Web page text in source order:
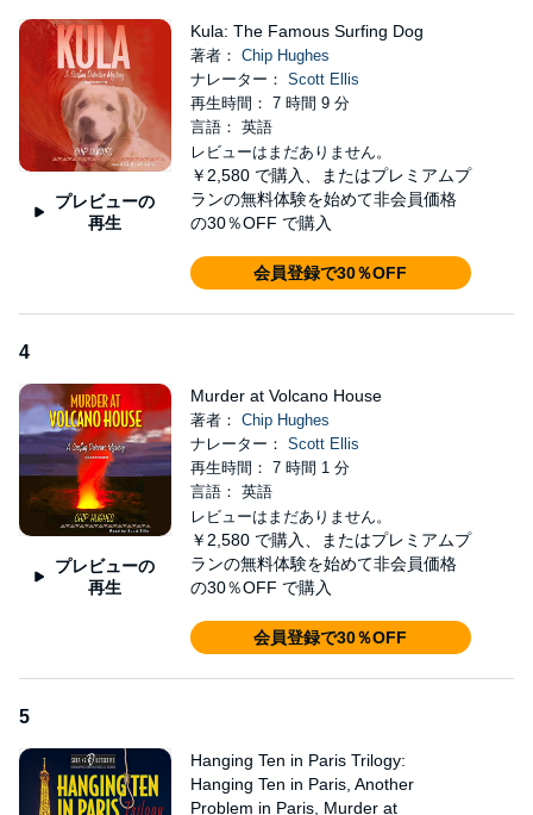
プレビューの
再生
Kula: The Famous Surfing Dog
著者： Chip Hughes
ナレーター： Scott Ellis
再生時間： 7 時間 9 分
言語： 英語
レビューはまだありません。
￥2,580 で購入、またはプレミアムプ
ランの無料体験を始めて非会員価格
の30％OFF で購入
会員登録で30％OFF
4
プレビューの
再生
Murder at Volcano House
著者： Chip Hughes
ナレーター： Scott Ellis
再生時間： 7 時間 1 分
言語： 英語
レビューはまだありません。
￥2,580 で購入、またはプレミアムプ
ランの無料体験を始めて非会員価格
の30％OFF で購入
会員登録で30％OFF
5
Hanging Ten in Paris Trilogy:
Hanging Ten in Paris, Another
Problem in Paris, Murder at